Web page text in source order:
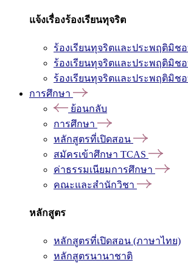
แจ้งเรื่องร้องเรียนทุจริต
ร้องเรียนทุจริตและประพฤติมิช
ร้องเรียนทุจริตและประพฤติมิช
ร้องเรียนทุจริตและประพฤติมิช
การศึกษา
ย้อนกลับ
การศึกษา
หลักสูตรที่เปิดสอน
สมัครเข้าศึกษา TCAS
ค่าธรรมเนียมการศึกษา
คณะและสำนักวิชา
หลักสูตร
หลักสูตรที่เปิดสอน (ภาษาไทย)
หลักสูตรนานาชาติ